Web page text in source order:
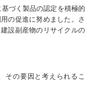
づく製品の認定を積極的
の促進に努めました。さ
設副産物のリサイクルの
その要因と考えられるこ